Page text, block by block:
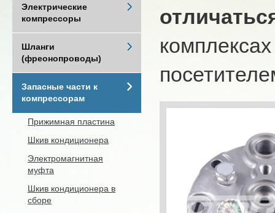
Электрические
компрессоры
Шланги
(фреонопроводы)
Запасные части к
компрессорам
Прижимная пластина
Шкив кондиционера
Электромагнитная
муфта
Шкив кондиционера в
сборе